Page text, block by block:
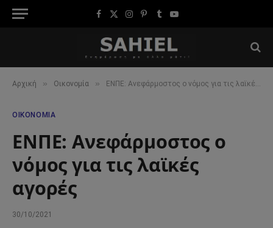
Facebook
X
Instagram
Pinterest
TumblrYouTube
Αρχική » Οικονομία » ΕΝΠΕ: Ανεφάρμοστος ο νόμος για τις λαϊκές αγορές
ΟΙΚΟΝΟΜΊΑ
ΕΝΠΕ: Ανεφάρμοστος ο
νόμος για τις λαϊκές
αγορές
30/10/2021